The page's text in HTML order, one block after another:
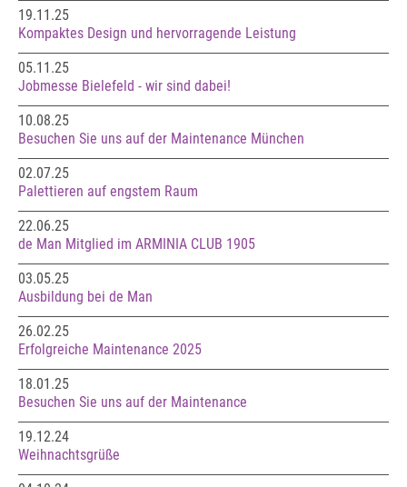
19.11.25
Kompaktes Design und hervorragende Leistung
05.11.25
Jobmesse Bielefeld - wir sind dabei!
10.08.25
Besuchen Sie uns auf der Maintenance München
02.07.25
Palettieren auf engstem Raum
22.06.25
de Man Mitglied im ARMINIA CLUB 1905
03.05.25
Ausbildung bei de Man
26.02.25
Erfolgreiche Maintenance 2025
18.01.25
Besuchen Sie uns auf der Maintenance
19.12.24
Weihnachtsgrüße